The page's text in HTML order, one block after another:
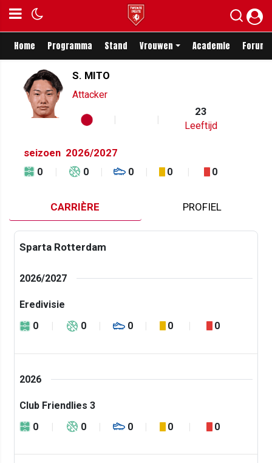
Home Programma Stand Vrouwen Academie Forum
S. MITO
Attacker
23
Leeftijd
seizoen 2026/2027
0 0 0 0 0
CARRIÈRE PROFIEL
Sparta Rotterdam
2026/2027
Eredivisie
0
0 0 0 0
2026
Club Friendlies 3
0
0 0 0 0